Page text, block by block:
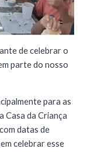
de celebrar o
parte do nosso
para as
Casa da Criança
datas de
celebrar esse